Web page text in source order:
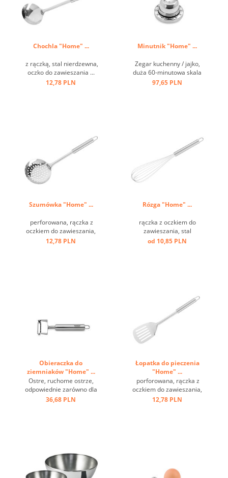
Chochla "Home" ...
z rączką, stal nierdzewna,
oczko do zawieszania ...
12,78 PLN
Minutnik "Home" ...
Zegar kuchenny / jajko,
duża 60-minutowa skala
czasowa, wielofunkcyjna
97,65 PLN
Szumówka "Home" ...
perforowana, rączka z
oczkiem do zawieszania,
stal nierdzewna ...
12,78 PLN
Rózga "Home" ...
rączka z oczkiem do
zawieszania, stal
nierdzewna ...
od 10,85 PLN
Obieraczka do
ziemniaków "Home" ...
Ostre, ruchome ostrze,
odpowiednie zarówno dla
praworęcznych, jak i
36,68 PLN
Łopatka do pieczenia
"Home" ...
porforowana, rączka z
oczkiem do zawieszania,
stal nierdzewna ...
12,78 PLN